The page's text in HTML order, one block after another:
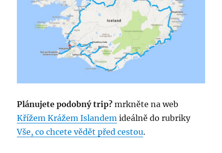
Plánujete podobný trip? mrkněte na web
Křížem Krážem Islandem ideálně do rubriky
Vše, co chcete vědět před cestou.